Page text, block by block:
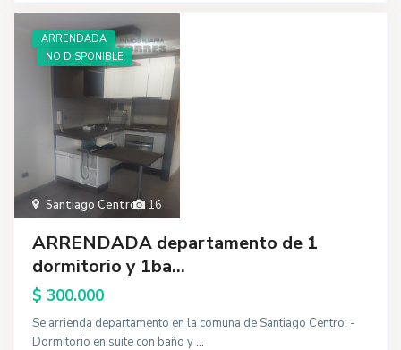
16
Santiago Centro,
ARRENDADA
NO DISPONIBLE
ARRENDADA departamento de 1
dormitorio y 1ba...
$ 300.000
Se arrienda departamento en la comuna de Santiago Centro: -
Dormitorio en suite con baño y ...